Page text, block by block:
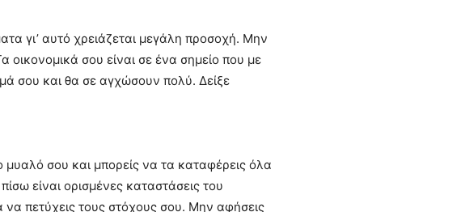
γι’ αυτό χρειάζεται μεγάλη προσοχή. Μην
οικονομικά σου είναι σε ένα σημείο που με
σου και θα σε αγχώσουν πολύ. Δείξε
σου και μπορείς να τα καταφέρεις όλα
είναι ορισμένες καταστάσεις του
να πετύχεις τους στόχους σου. Μην αφήσεις